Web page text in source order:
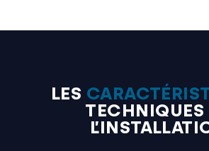
LES
TECHNIQUES